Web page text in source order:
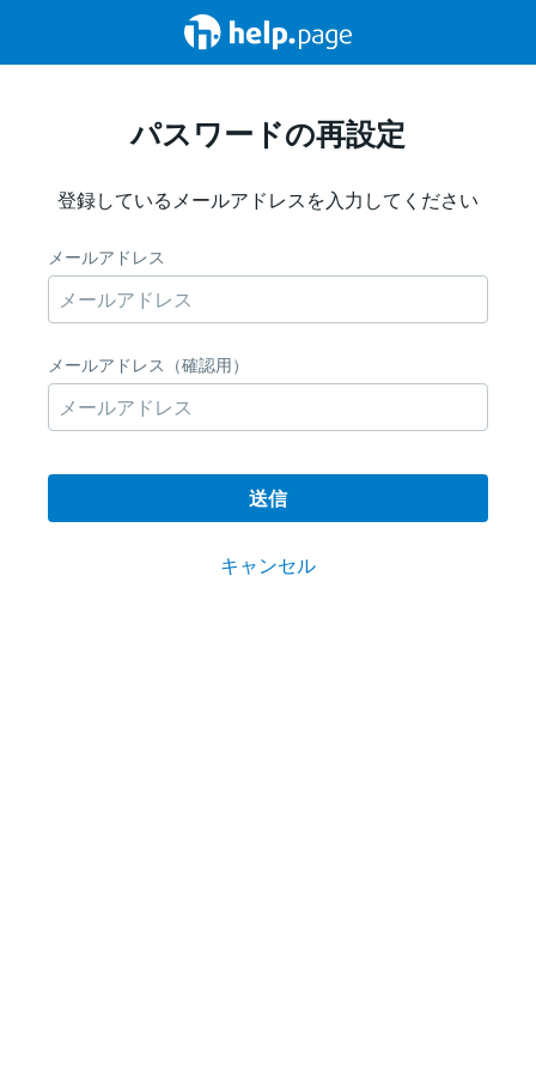
パスワードの再設定
登録しているメールアドレスを入力してください
メールアドレス
メールアドレス（確認用）
送信
キャンセル